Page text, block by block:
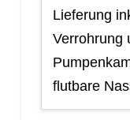
Lieferung
Verrohrung
flutbare